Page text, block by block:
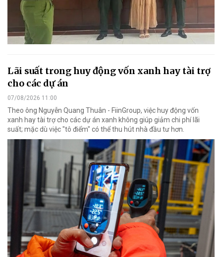
Lãi suất trong huy động vốn xanh hay tài trợ
cho các dự án
07/08/2026 11:00
Theo ông Nguyễn Quang Thuân - FiinGroup, việc huy động vốn
xanh hay tài trợ cho các dự án xanh không giúp giảm chi phí lãi
suất; mặc dù việc "tô điểm" có thể thu hút nhà đầu tư hơn.